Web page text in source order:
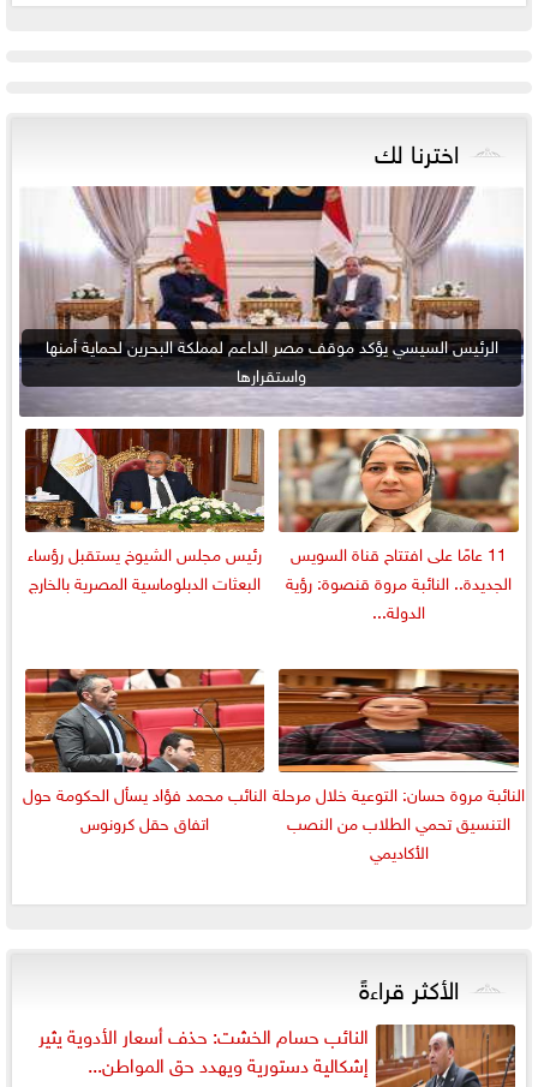
اخترنا لك
الرئيس السيسي يؤكد موقف مصر الداعم لمملكة البحرين لحماية أمنها
واستقرارها
11 عامًا على افتتاح قناة السويس
الجديدة.. النائبة مروة قنصوة: رؤية
الدولة...
رئيس مجلس الشيوخ يستقبل رؤساء
البعثات الدبلوماسية المصرية بالخارج
النائبة مروة حسان: التوعية خلال مرحلة
التنسيق تحمي الطلاب من النصب
الأكاديمي
النائب محمد فؤاد يسأل الحكومة حول
اتفاق حقل كرونوس
الأكثر قراءةً
النائب حسام الخشت: حذف أسعار الأدوية يثير
إشكالية دستورية ويهدد حق المواطن...